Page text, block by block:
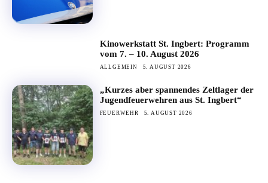
Kinowerkstatt St. Ingbert: Programm
vom 7. – 10. August 2026
ALLGEMEIN 5. AUGUST 2026
„Kurzes aber spannendes Zeltlager der
Jugendfeuerwehren aus St. Ingbert“
FEUERWEHR 5. AUGUST 2026